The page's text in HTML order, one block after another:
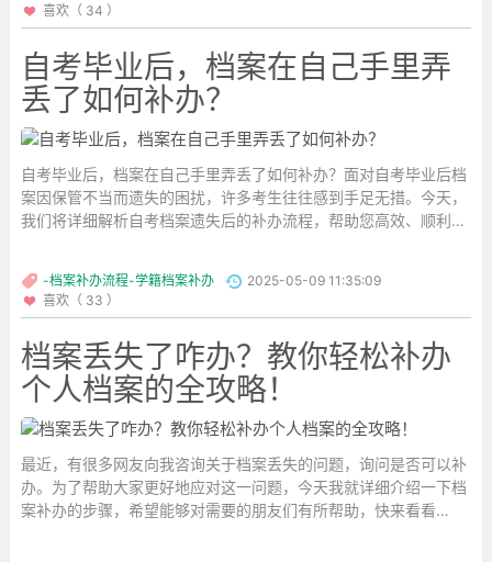
喜欢（ 34 ）
自考毕业后，档案在自己手里弄
丢了如何补办？
自考毕业后，档案在自己手里弄丢了如何补办？面对自考毕业后档
案因保管不当而遗失的困扰，许多考生往往感到手足无措。今天，
我们将详细解析自考档案遗失后的补办流程，帮助您高效、顺利地
... -档案补办流程-学籍档案补办
2025-05-09 11:35:09
喜欢（ 33 ）
档案丢失了咋办？教你轻松补办
个人档案的全攻略！
最近，有很多网友向我咨询关于档案丢失的问题，询问是否可以补
办。为了帮助大家更好地应对这一问题，今天我就详细介绍一下档
案补办的步骤，希望能够对需要的朋友们有所帮助，快来看看